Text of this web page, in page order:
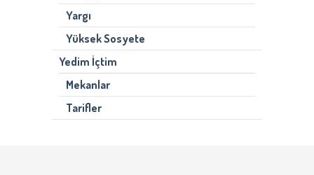
Yargı
Yüksek Sosyete
Yedim İçtim
Mekanlar
Tarifler